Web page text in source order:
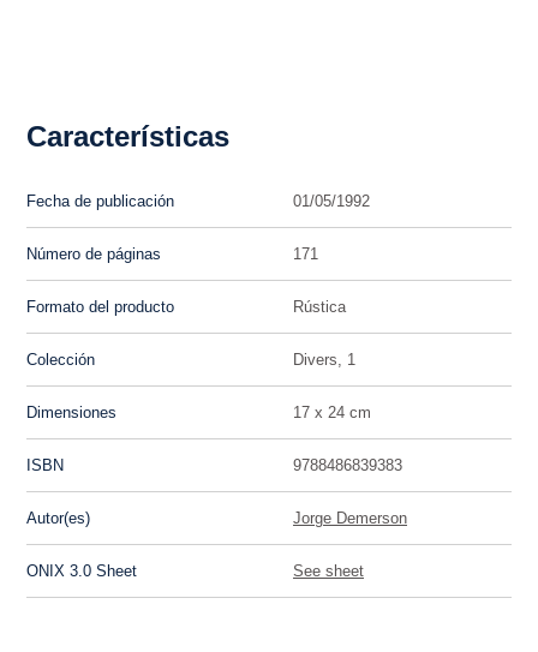
Características
Fecha de publicación 01/05/1992
Número de páginas 171
Formato del producto Rústica
Colección Divers, 1
Dimensiones 17 x 24 cm
ISBN 9788486839383
Autor(es) Jorge Demerson
ONIX 3.0 Sheet See sheet